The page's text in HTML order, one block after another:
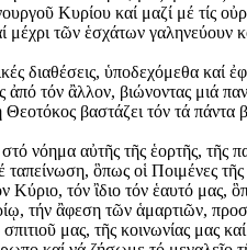
Κυρίου καί μαζί μέ τίς
μέχρι τῶν ἑσχάτων
διαθέσεις, ὑποδεχόμεθα
ἀπό τόν ἂλλον, βιώνοντας μιά
βαστάζει τόν τά
νόημα αὐτῆς τῆς ἑορτῆς, τῆς
ὃπως οἱ Ποιμένες
τόν ἲδιο τόν ἑαυτό μας,
τήν ἂφεση τῶν ἁμαρτιῶν,
μας, τῆς κοινωνίας μας